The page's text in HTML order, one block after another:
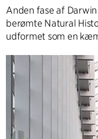
Anden fase af
berømte Natural
udformet som en